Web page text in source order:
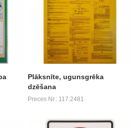
Plāksnīte, ugunsgrēka
dzēšana
Preces Nr.: 117.2481